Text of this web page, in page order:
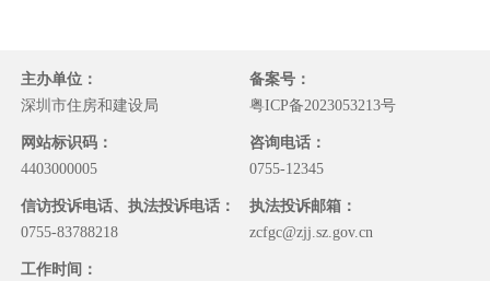
主办单位：
深圳市住房和建设局
备案号：
粤ICP备2023053213号
网站标识码：
4403000005
咨询电话：
0755-12345
信访投诉电话、执法投诉电话：
0755-83788218
执法投诉邮箱：
zcfgc@zjj.sz.gov.cn
工作时间：